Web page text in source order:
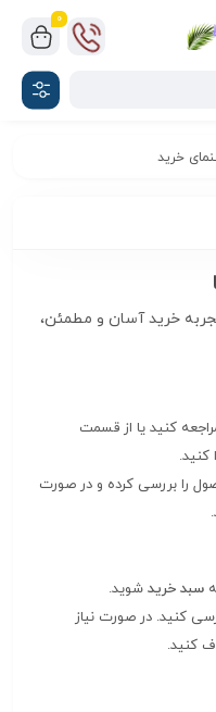
0
خرید
خرید آسان و مطمئن،
کنید یا از قسمت
کنید.
را بررسی کرده و در صورت
سبد خرید شوید.
کنید. در صورت نیاز
کنید.